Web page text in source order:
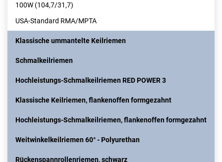
100W (104,7/31,7)
USA-Standard RMA/MPTA
Klassische ummantelte Keilriemen
Schmalkeilriemen
Hochleistungs-Schmalkeilriemen RED POWER 3
Klassische Keilriemen, flankenoffen formgezahnt
Hochleistungs-Schmalkeilriemen, flankenoffen formgezahnt
Weitwinkelkeilriemen 60° - Polyurethan
Rückenspannrollenriemen, schwarz